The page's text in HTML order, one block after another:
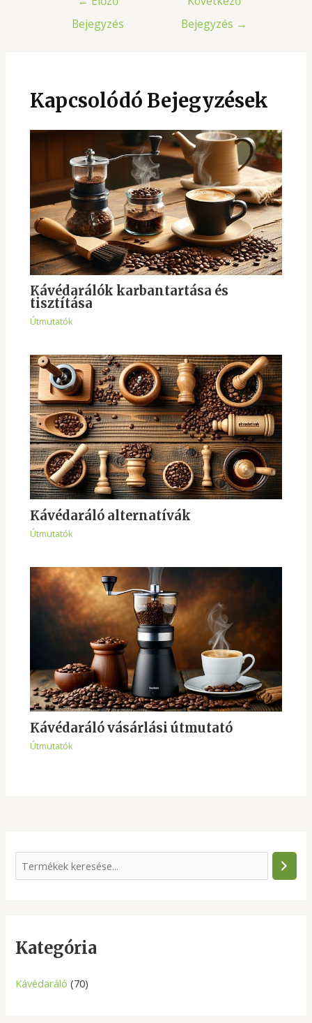
e
c
Kategória
Kávédaráló (70)
Bejegyzés
Bejegyzés →
Kapcsolódó Bejegyzések
Kávédarálók karbantartása és
tisztítása
Útmutatók
Kávédaráló alternatívák
Útmutatók
Kávédaráló vásárlási útmutató
Útmutatók